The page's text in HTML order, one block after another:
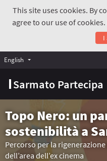
This site uses cookies. By
agree to our use of cookies.
I
Sarmato Partecipa
English Choose language
Topo Nero: un
sostenibilità a
Percorso per la
dell’area dell’ex cinema